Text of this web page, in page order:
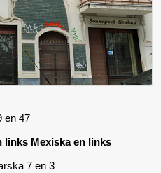
en 47
links Mexiska en links
7 en 3